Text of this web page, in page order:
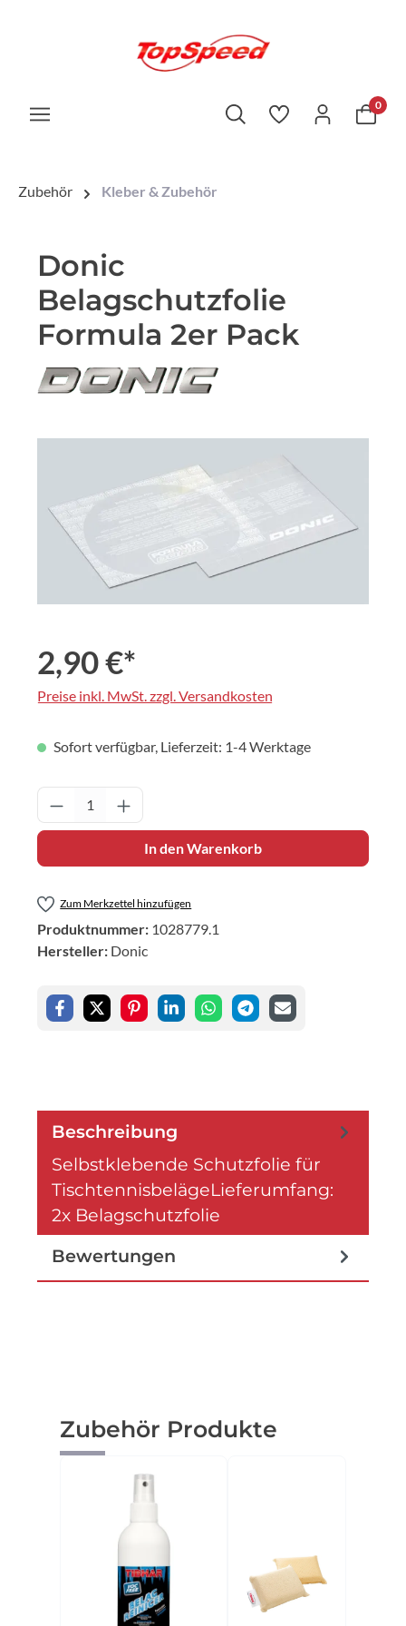
0
Zubehör Kleber & Zubehör
Donic
Belagschutzfolie
Formula 2er Pack
2,90 €*
Preise inkl. MwSt. zzgl. Versandkosten
Sofort verfügbar, Lieferzeit: 1-4 Werktage
Produkt Anzahl: Gib den gewünschten
In den Warenkorb
Zum Merkzettel hinzufügen
Produktnummer: 1028779.1
Hersteller: Donic
Beschreibung
Selbstklebende Schutzfolie für
TischtennisbelägeLieferumfang:
2x Belagschutzfolie
Bewertungen
Produktgalerie überspringen
Zubehör Produkte